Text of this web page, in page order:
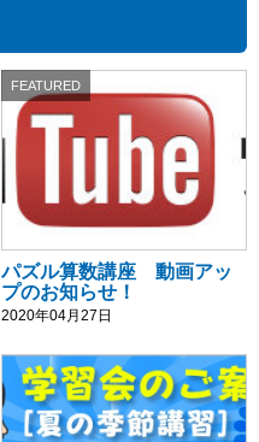
FEATURED
パズル算数講座 動画アッ
プのお知らせ！
2020年04月27日